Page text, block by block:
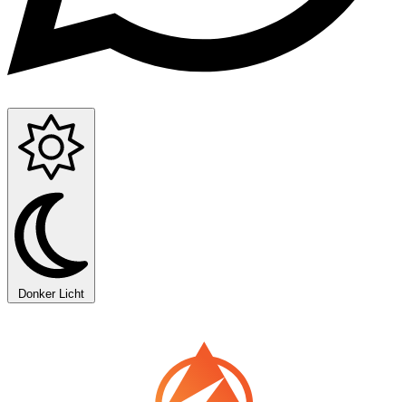
Donker Licht